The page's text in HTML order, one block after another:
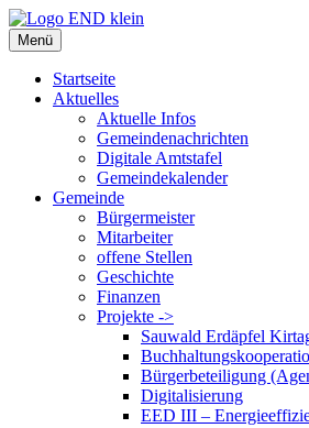
Zum
Inhalt
springen
Menü
Startseite
Aktuelles
Aktuelle Infos
Gemeindenachrichten
Digitale Amtstafel
Gemeindekalender
Gemeinde
Bürgermeister
Mitarbeiter
offene Stellen
Geschichte
Finanzen
Projekte ->
Sauwald Erdäpfel
Bürgerbeteiligung
Digitalisierung
EED III –